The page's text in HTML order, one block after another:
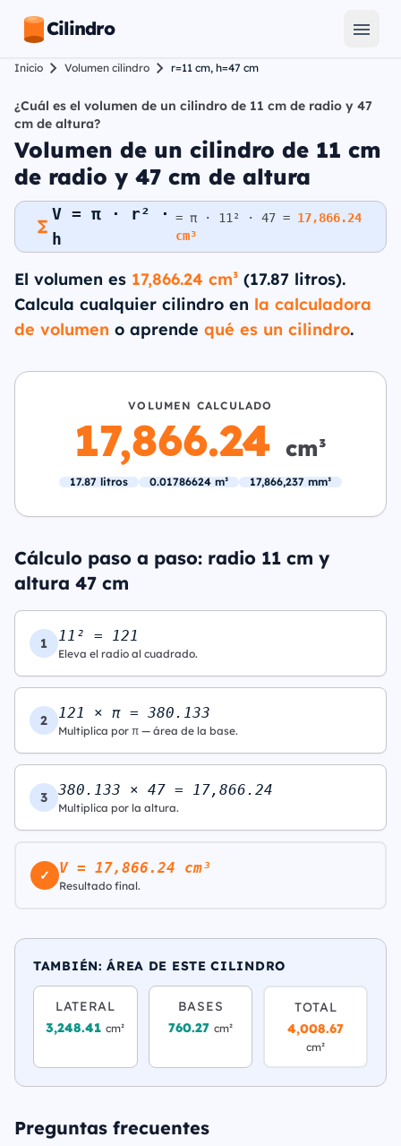
Cilindro
Inicio Volumen cilindro r=11 cm, h=47 cm
¿Cuál es el volumen de un cilindro de 11 cm de radio y 47
cm de altura?
Volumen de un cilindro de 11 cm
de radio y 47 cm de altura
V = π · r² ·
h
= π · 11² · 47 = 17,866.24
cm³
El volumen es 17,866.24 cm³ (17.87 litros).
Calcula cualquier cilindro en la calculadora
de volumen o aprende qué es un cilindro.
VOLUMEN CALCULADO
17,866.24 cm³
17.87 litros 0.01786624 m³ 17,866,237 mm³
Cálculo paso a paso: radio 11 cm y
altura 47 cm
1 11² = 121
Eleva el radio al cuadrado.
2 121 × π = 380.133
Multiplica por π — área de la base.
3 380.133 × 47 = 17,866.24
Multiplica por la altura.
✓ V = 17,866.24 cm³
Resultado final.
TAMBIÉN: ÁREA DE ESTE CILINDRO
LATERAL
3,248.41cm²
BASES
760.27 cm²
TOTAL
4,008.67
cm²
Preguntas frecuentes